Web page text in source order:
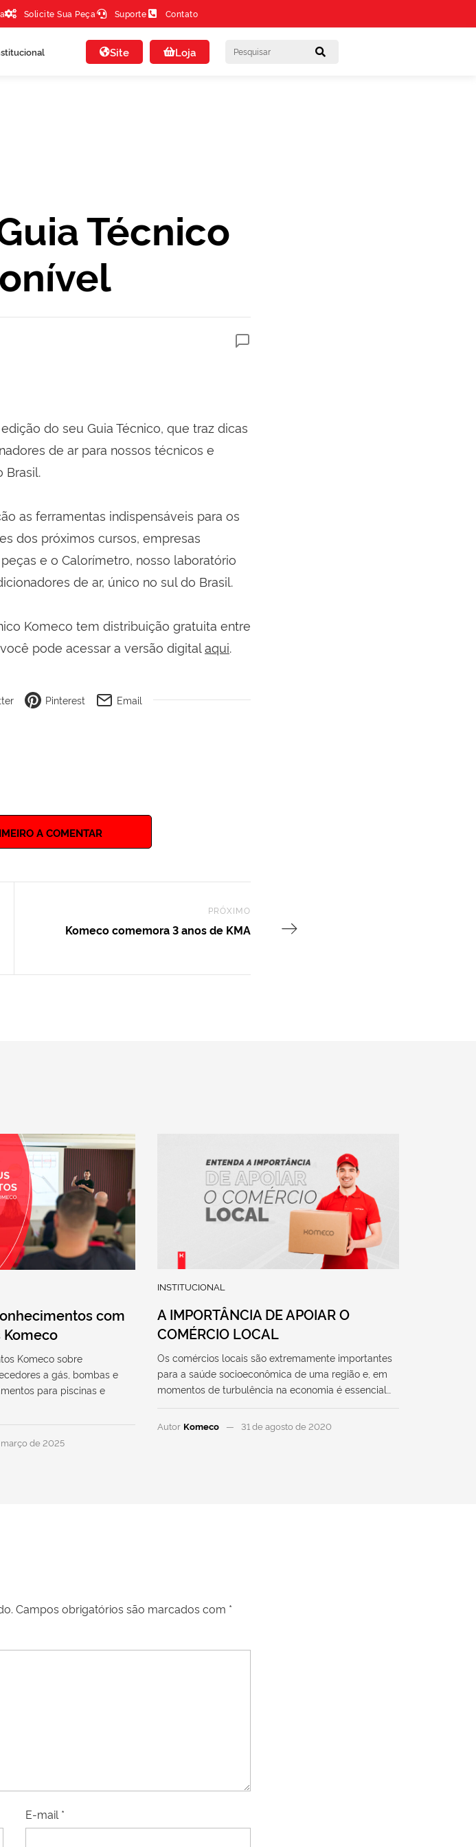
Solicite Sua Peça Suporte Contato
Site Loja
Técnico
do seu Guia Técnico, que traz dicas
de ar para nossos técnicos e
Brasil.
as ferramentas indispensáveis para os
dos próximos cursos, empresas
e o Calorímetro, nosso laboratório
de ar, único no sul do Brasil.
Komeco tem distribuição gratuita entre
pode acessar a versão digitalaqui.
Pinterest Email
A COMENTAR
PRÓXIMO
Komeco comemora 3 anos de KMA
com
Komeco
Komeco sobre
a gás, bombas e
para piscinas e
março de 2025
INSTITUCIONAL
A IMPORTÂNCIA DE APOIAR O
COMÉRCIO LOCAL
Os comércios locais são extremamente importantes
para a saúde socioeconômica de uma região e, em
momentos de turbulência na economia é essencial…
Autor Komeco 31 de agosto de 2020
Campos obrigatórios são marcados com *
E-mail *